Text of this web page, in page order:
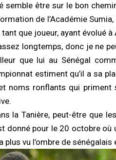
semble être sur le bon
de l’Académie
que joueur, ayant évolué à
longtemps, donc je ne
que lui au Sénégal
estiment qu’il a sa
noms ronflants qui priment
la Tanière, peut-être que
donné pour le 20 octobre où
plus vu l’ombre de